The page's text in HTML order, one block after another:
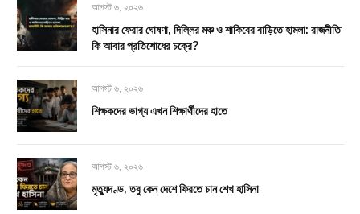
আগস্ট ৬, ২০২৬
হাসিনার ফেরার ঘোষণা, দিল্লির মঞ্চ ও শাকিবের বাড়িতে হামলা: রাজনীতি
কি আবার প্রতিশোধের চক্রে?
আগস্ট ৬, ২০২৬
শিক্ষকদের ভাগ্য এখন শিক্ষার্থীদের হাতে
আগস্ট ৬, ২০২৬
মৃত্যুদণ্ড, তবু কেন দেশে ফিরতে চান শেখ হাসিনা